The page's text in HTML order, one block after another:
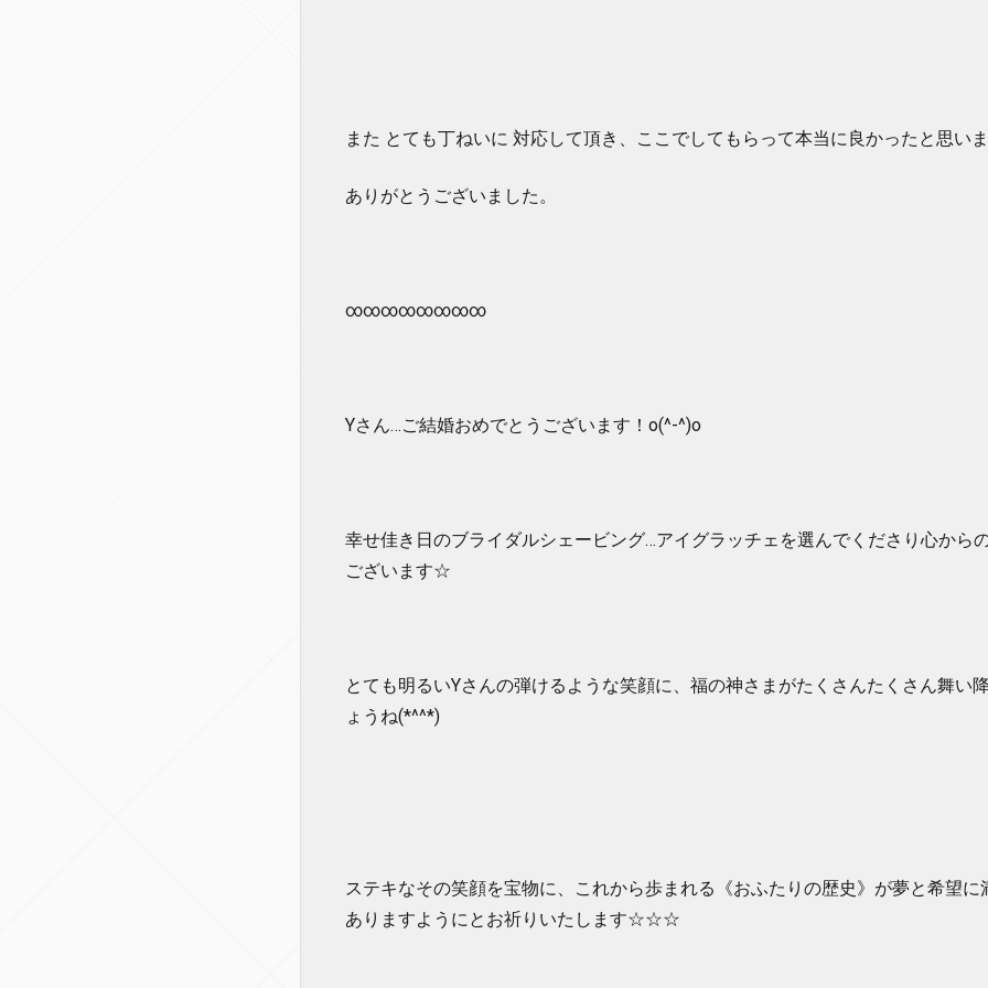
また とても丁ねいに 対応して頂き、ここでしてもらって本当に良かったと思い
ありがとうございました。
∞∞∞∞∞∞∞∞
Yさん…ご結婚おめでとうございます！o(^-^)o
幸せ佳き日のブライダルシェービング…アイグラッチェを選んでくださり心から
ございます☆
とても明るいYさんの弾けるような笑顔に、福の神さまがたくさんたくさん舞い
ょうね(*^^*)
ステキなその笑顔を宝物に、これから歩まれる《おふたりの歴史》が夢と希望に
ありますようにとお祈りいたします☆☆☆